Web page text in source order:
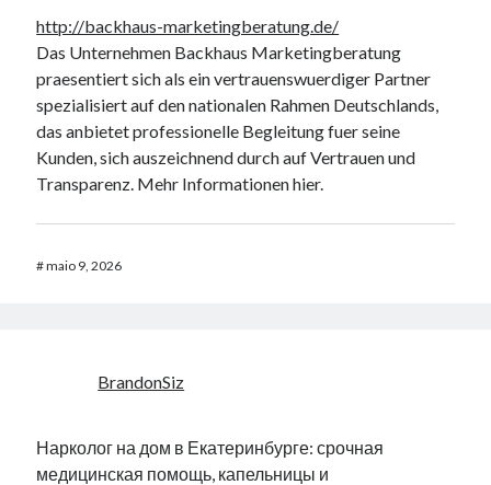
http://backhaus-marketingberatung.de/
Das Unternehmen Backhaus Marketingberatung
praesentiert sich als ein vertrauenswuerdiger Partner
spezialisiert auf den nationalen Rahmen Deutschlands,
das anbietet professionelle Begleitung fuer seine
Kunden, sich auszeichnend durch auf Vertrauen und
Transparenz. Mehr Informationen hier.
#maio 9, 2026
BrandonSiz
Нарколог на дом в Екатеринбурге: срочная
медицинская помощь, капельницы и